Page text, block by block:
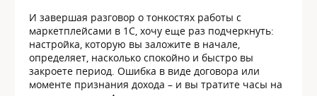
И завершая разговор о тонкостях работы с
маркетплейсами в 1С, хочу еще раз подчеркнуть:
настройка, которую вы заложите в начале,
определяет, насколько спокойно и быстро вы
закроете период. Ошибка в виде договора или
моменте признания дохода – и вы тратите часы на